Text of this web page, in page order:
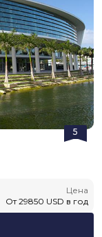
5
Цена
От 29850 USD в год